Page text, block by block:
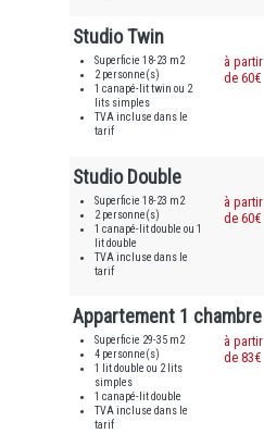
Studio Twin
Superficie 18-23 m2
2 personne(s)
1 canapé-lit twin ou 2
lits simples
TVA incluse dans le
tarif
à partir
de 60€
Studio Double
Superficie 18-23 m2
2 personne(s)
1 canapé-lit double ou 1
lit double
TVA incluse dans le
tarif
à partir
de 60€
Appartement 1 chambre
Superficie 29-35 m2
4 personne(s)
1 lit double ou 2 lits
simples
1 canapé-lit double
TVA incluse dans le
tarif
à partir
de 83€